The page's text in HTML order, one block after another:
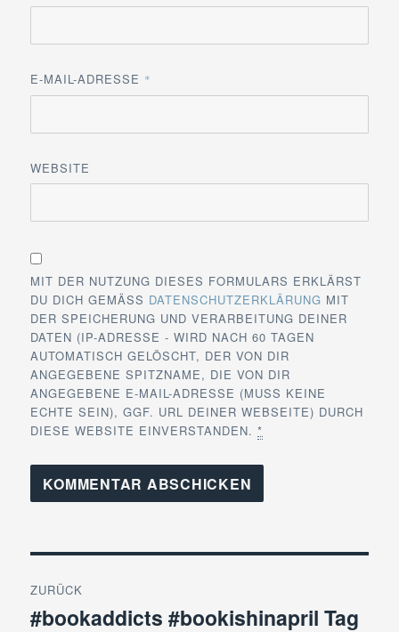
E-MAIL-ADRESSE *
WEBSITE
MIT DER NUTZUNG DIESES FORMULARS ERKLÄRST
DU DICH GEMÄSS DATENSCHUTZERKLÄRUNG MIT
DER SPEICHERUNG UND VERARBEITUNG DEINER
DATEN (IP-ADRESSE - WIRD NACH 60 TAGEN
AUTOMATISCH GELÖSCHT, DER VON DIR
ANGEGEBENE SPITZNAME, DIE VON DIR
ANGEGEBENE E-MAIL-ADRESSE (MUSS KEINE
ECHTE SEIN), GGF. URL DEINER WEBSEITE) DURCH
DIESE WEBSITE EINVERSTANDEN.*
ZURÜCK
Vorheriger
#bookaddicts #bookishinapril Tag